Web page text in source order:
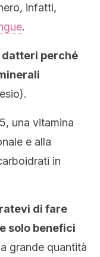
infatti,
.
datteri perché
una vitamina
e alla
in
di fare
solo benefici
grande quantità